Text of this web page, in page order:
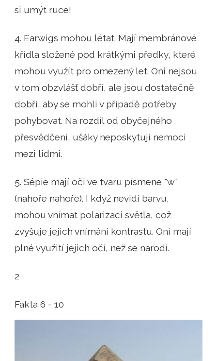
si umýt ruce!
4. Earwigs mohou létat. Mají membránové
křídla složené pod krátkými předky, které
mohou využít pro omezený let. Oni nejsou
v tom obzvlášť dobří, ale jsou dostatečně
dobří, aby se mohli v případě potřeby
pohybovat. Na rozdíl od obyčejného
přesvědčení, ušáky neposkytují nemoci
mezi lidmi.
5. Sépie mají oči ve tvaru písmene "w"
(nahoře nahoře). I když nevidí barvu,
mohou vnímat polarizaci světla, což
zvyšuje jejich vnímání kontrastu. Oni mají
plné využití jejich očí, než se narodí.
2
Fakta 6 - 10